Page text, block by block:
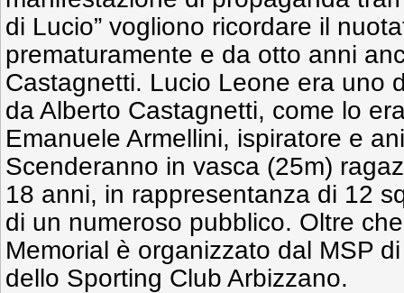
di Lucio” vogliono ricordare il
prematuramente e da otto anni
Castagnetti. Lucio Leone era uno
da Alberto Castagnetti, come lo
Emanuele Armellini, ispiratore e
Scenderanno in vasca (25m)
18 anni, in rappresentanza di 12
di un numeroso pubblico. Oltre
Memorial è organizzato dal MSP
dello Sporting Club Arbizzano.